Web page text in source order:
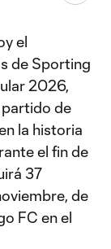
el
de Sporting
2026,
partido de
la historia
el fin de
37
de
FC en el